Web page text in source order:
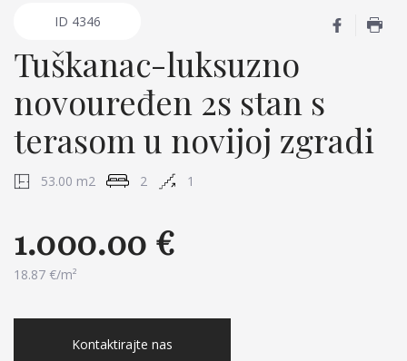
ID 4346
Tuškanac-luksuzno
novouređen 2s stan s
terasom u novijoj zgradi
53.00 m2 2 1
1.000.00 €
18.87 €/m²
Kontaktirajte nas